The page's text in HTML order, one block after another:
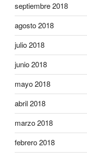
septiembre 2018
agosto 2018
julio 2018
junio 2018
mayo 2018
abril 2018
marzo 2018
febrero 2018